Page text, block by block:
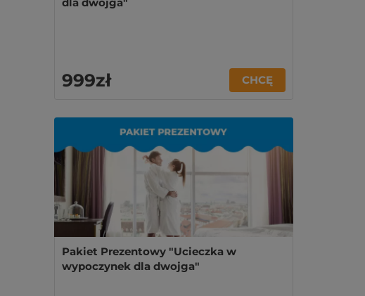
999zł CHCĘ
Pakiet Prezentowy "Ucieczka w
wypoczynek dla dwojga"